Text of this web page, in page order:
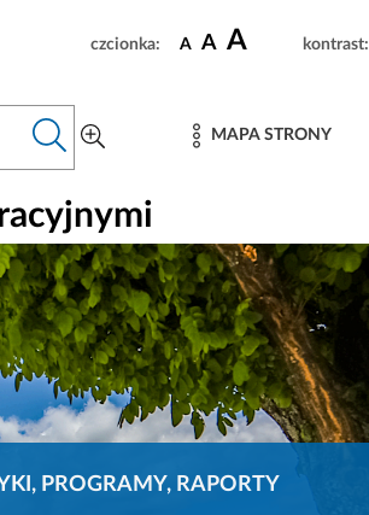
czcionka: A A A kontrast:
MAPA STRONY
PROGRAMY, RAPORTY